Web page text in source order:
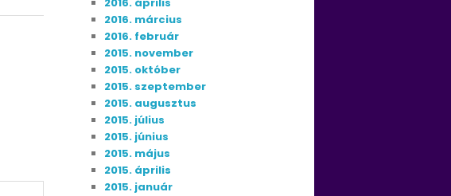
2016. április
2016. március
2016. február
2015. november
2015. október
2015. szeptember
2015. augusztus
2015. július
2015. június
2015. május
2015. április
2015. január